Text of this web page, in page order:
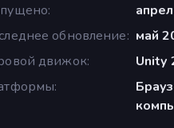
обновление
май
движок
Unity